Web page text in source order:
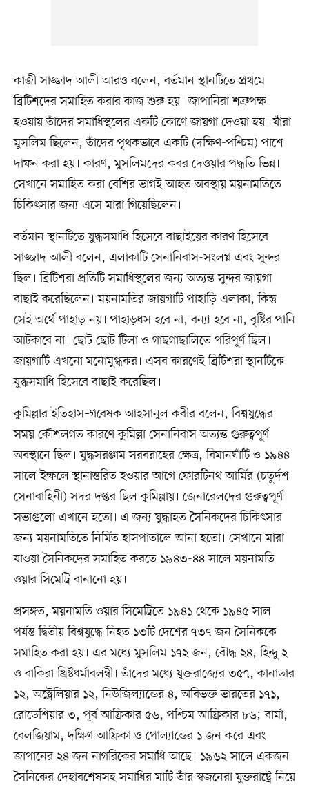
কাজী সাজ্জাদ আলী আরও বলেন, বর্তমান স্থানটিতে প্রথমে
ব্রিটিশদের সমাহিত করার কাজ শুরু হয়। জাপানিরা শত্রুপক্ষ
হওয়ায় তাঁদের সমাধিস্থলের একটি কোণে জায়গা দেওয়া হয়। যাঁরা
মুসলিম ছিলেন, তাঁদের পৃথকভাবে একটি (দক্ষিণ-পশ্চিম) পাশে
দাফন করা হয়। কারণ, মুসলিমদের কবর দেওয়ার পদ্ধতি ভিন্ন।
সেখানে সমাহিত করা বেশির ভাগই আহত অবস্থায় ময়নামতিতে
চিকিৎসার জন্য এসে মারা গিয়েছিলেন।
বর্তমান স্থানটিতে যুদ্ধসমাধি হিসেবে বাছাইয়ের কারণ হিসেবে
সাজ্জাদ আলী বলেন, এলাকাটি সেনানিবাস-সংলগ্ন এবং সুন্দর
ছিল। ব্রিটিশরা প্রতিটি সমাধিস্থলের জন্য অত্যন্ত সুন্দর জায়গা
বাছাই করেছিলেন। ময়নামতির জায়গাটি পাহাড়ি এলাকা, কিন্তু
সেই অর্থে পাহাড় নয়। পাহাড়ধস হবে না, বন্যা হবে না, বৃষ্টির পানি
আটকাবে না। ছোট ছোট টিলা ও গাছগাছালিতে পরিপূর্ণ ছিল।
জায়গাটি এখনো মনোমুগ্ধকর। এসব কারণেই ব্রিটিশরা স্থানটিকে
যুদ্ধসমাধি হিসেবে বাছাই করেছিল।
কুমিল্লার ইতিহাস–গবেষক আহসানুল কবীর বলেন, বিশ্বযুদ্ধের
সময় কৌশলগত কারণে কুমিল্লা সেনানিবাস অত্যন্ত গুরুত্বপূর্ণ
অবস্থানে ছিল। যুদ্ধসরঞ্জাম সরবরাহের ক্ষেত্র, বিমানঘাঁটি ও ১৯৪৪
সালে ইম্ফলে স্থানান্তরিত হওয়ার আগে ফোরটিনথ আর্মির (চতুর্দশ
সেনাবাহিনী) সদর দপ্তর ছিল কুমিল্লায়। জেনারেলদের গুরুত্বপূর্ণ
সভাগুলো এখানে হতো। এ জন্য যুদ্ধাহত সৈনিকদের চিকিৎসার
জন্য ময়নামতিতে নির্মিত হাসপাতালে আনা হতো। সেখানে মারা
যাওয়া সৈনিকদের সমাহিত করতে ১৯৪৩-৪৪ সালে ময়নামতি
ওয়ার সিমেট্রি বানানো হয়।
প্রসঙ্গত, ময়নামতি ওয়ার সিমেট্রিতে ১৯৪১ থেকে ১৯৪৫ সাল
পর্যন্ত দ্বিতীয় বিশ্বযুদ্ধে নিহত ১৩টি দেশের ৭৩৭ জন সৈনিককে
সমাহিত করা হয়। এর মধ্যে মুসলিম ১৭২ জন, বৌদ্ধ ২৪, হিন্দু ২
ও বাকিরা খ্রিষ্টধর্মাবলম্বী। তাঁদের মধ্যে যুক্তরাজ্যের ৩৫৭, কানাডার
১২, অস্ট্রেলিয়ার ১২, নিউজিল্যান্ডের ৪, অবিভক্ত ভারতের ১৭১,
রোডেশিয়ার ৩, পূর্ব আফ্রিকার ৫৬, পশ্চিম আফ্রিকার ৮৬; বার্মা,
বেলজিয়াম, দক্ষিণ আফ্রিকা ও পোল্যান্ডের ১ জন করে এবং
জাপানের ২৪ জন নাগরিকের সমাধি আছে। ১৯৬২ সালে একজন
সৈনিকের দেহাবশেষসহ সমাধির মাটি তাঁর স্বজনেরা যুক্তরাষ্ট্রে নিয়ে